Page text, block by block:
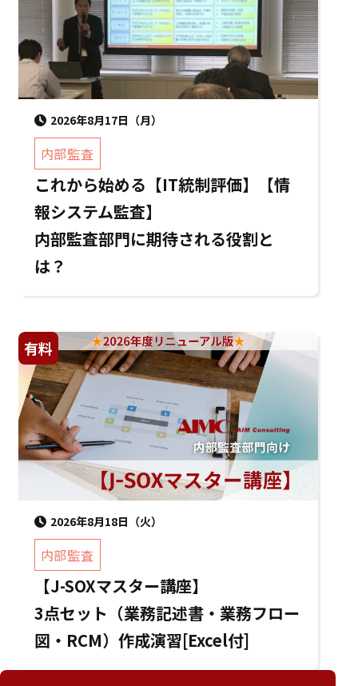
2026年8月17日（月）
内部監査
これから始める【IT統制評価】【情
報システム監査】
内部監査部門に期待される役割と
は？
有料
2026年8月18日（火）
内部監査
【J-SOXマスター講座】
3点セット（業務記述書・業務フロー
図・RCM）作成演習[Excel付]